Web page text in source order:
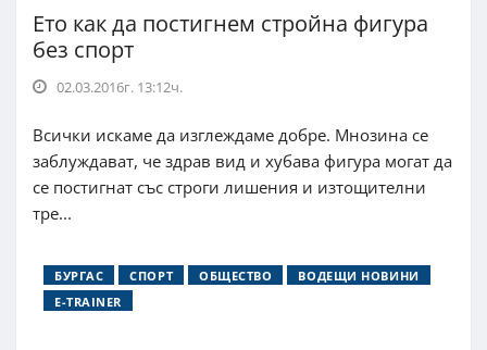
Ето как да постигнем стройна фигура
без спорт
02.03.2016г. 13:12ч.
Всички искаме да изглеждаме добре. Мнозина се
заблуждават, че здрав вид и хубава фигура могат да
се постигнат със строги лишения и изтощителни
тре...
БУРГАС СПОРТ ОБЩЕСТВО
ВОДЕЩИ НОВИНИ
E-TRAINER